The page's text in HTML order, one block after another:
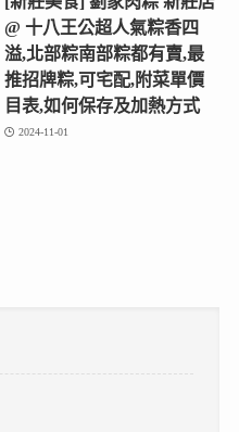
@ 十八王公超人氣粽香四
溢,北部粽南部粽都有賣,最
推招牌粽,可宅配,附菜單價
目表,如何保存及加熱方式
2024-11-01